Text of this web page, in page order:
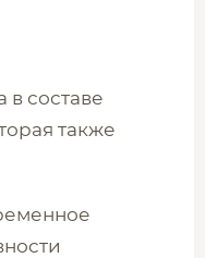
составе
также